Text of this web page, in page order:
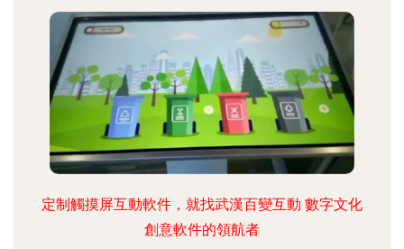
定制觸摸屏互動軟件，就找武漢百變互動 數字文化
創意軟件的領航者